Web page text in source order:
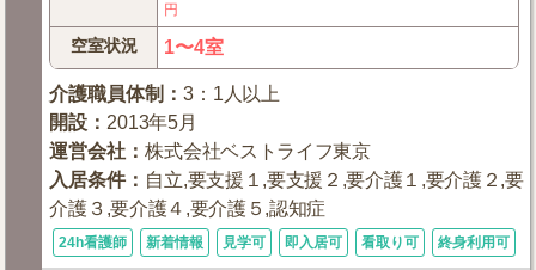
円
空室状況 1〜4室
介護職員体制 ：3：1人以上
開設 ：2013年5月
運営会社 ：株式会社ベストライフ東京
入居条件： 自立,要支援１,要支援２,要介護１,要介護２,要
介護３,要介護４,要介護５,認知症
24h看護師 新着情報 見学可 即入居可 看取り可 終身利用可